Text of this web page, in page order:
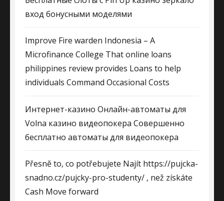
вход бонусными моделями
Improve Fire warden Indonesia – A
Microfinance College That online loans
philippines review provides Loans to help
individuals Command Occasional Costs
Интернет-казино Онлайн-автоматы для
Volna казино видеопокера Совершенно
бесплатно автоматы для видеопокера
Přesně to, co potřebujete Najít https://pujcka-
snadno.cz/pujcky-pro-studenty/ , než získáte
Cash Move forward